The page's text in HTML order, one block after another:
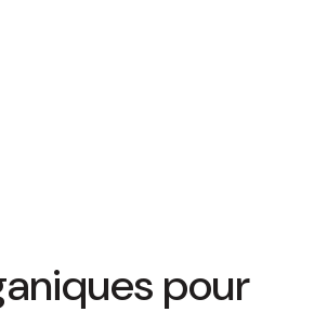
pour